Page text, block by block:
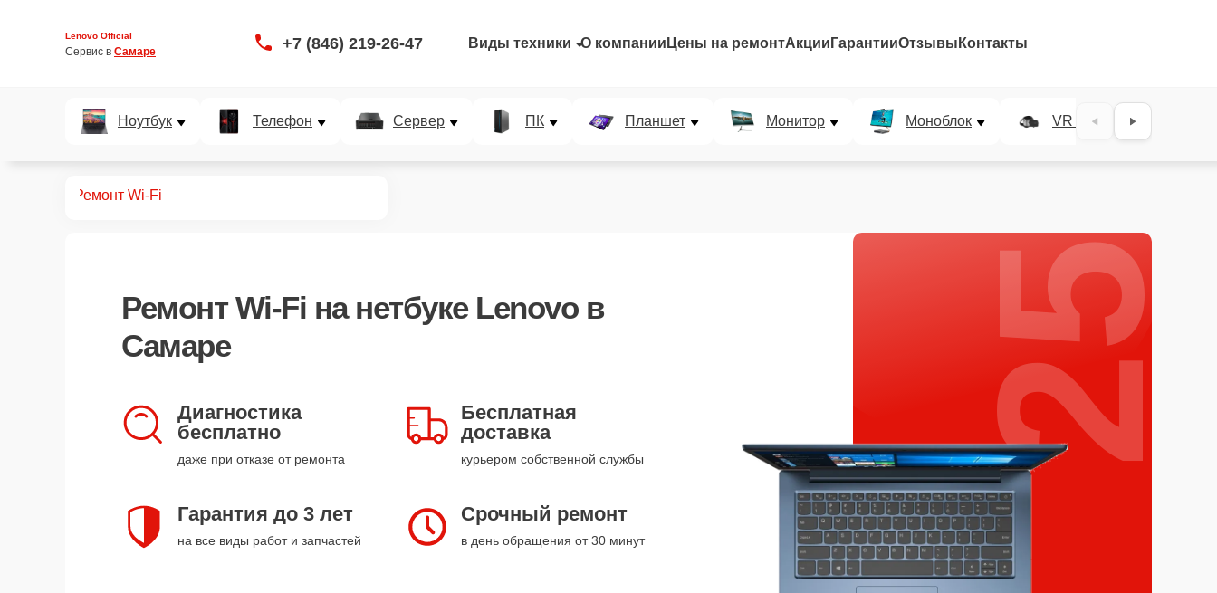
Lenovo Official
Сервис в Самаре +7 (846) 219-26-47 Виды техники О компании Цены на ремонтАкции ГарантииОтзывы Контакты
Ноутбук Телефон Сервер ПК Планшет Монитор Моноблок VR система
Ремонт Wi-Fi
Ремонт Wi-Fi на нетбуке Lenovo в
Самаре
Диагностика
бесплатно
даже при отказе от ремонта
Бесплатная
доставка
курьером собственной службы
Гарантия до 3 лет
на все виды работ и запчастей
Срочный ремонт
в день обращения от 30 минут
25%